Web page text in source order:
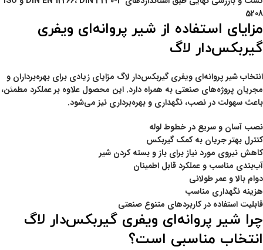
5208
مزایای استفاده از شیر پروانه‌ای ویفری
گیربکس‌دار لاگ
انتخاب شیر پروانه‌ای ویفری گیربکس‌دار لاگ مزایای زیادی برای بهره‌برداران و
مجریان پروژه‌های صنعتی به همراه دارد. این محصول علاوه بر عملکرد مطمئن،
باعث سهولت در نصب، نگهداری و بهره‌برداری نیز می‌شود.
نصب آسان و سریع در خطوط لوله
کنترل بهتر جریان به کمک گیربکس
کاهش نیروی مورد نیاز برای باز و بسته کردن شیر
آب‌بندی مناسب و عملکرد قابل اطمینان
دوام بالا و عمر طولانی
هزینه نگهداری مناسب
قابلیت استفاده در کاربردهای متنوع صنعتی
چرا شیر پروانه‌ای ویفری گیربکس‌دار لاگ
انتخاب مناسبی است؟